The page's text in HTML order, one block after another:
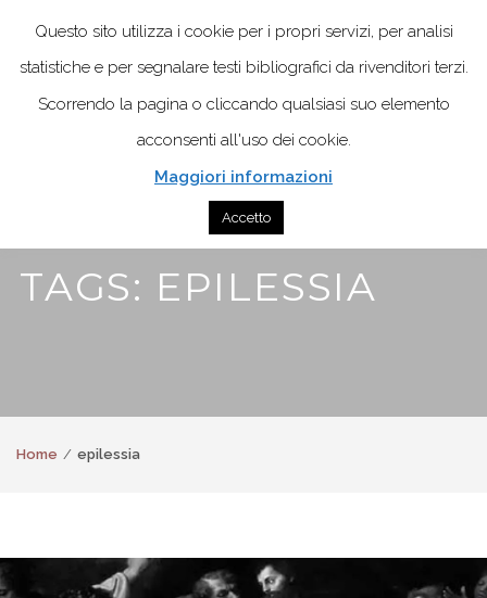
TAGS: EPILESSIA
Home epilessia
Questo sito utilizza i cookie per i propri servizi, per analisi
statistiche e per segnalare testi bibliografici da rivenditori terzi.
Scorrendo la pagina o cliccando qualsiasi suo elemento
acconsenti all'uso dei cookie.
Maggiori informazioni
Accetto